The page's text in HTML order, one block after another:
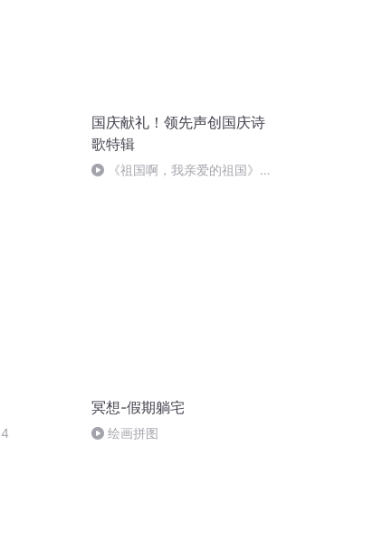
国庆献礼！领先声创国庆诗
歌特辑
《祖国啊，我亲爱的祖国》温
冥想-假期躺宅
绘画拼图